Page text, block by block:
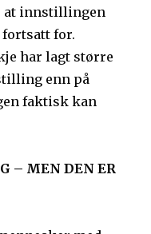
at innstillingen
fortsatt for.
har lagt større
enn på
faktisk kan
– MEN DEN ER